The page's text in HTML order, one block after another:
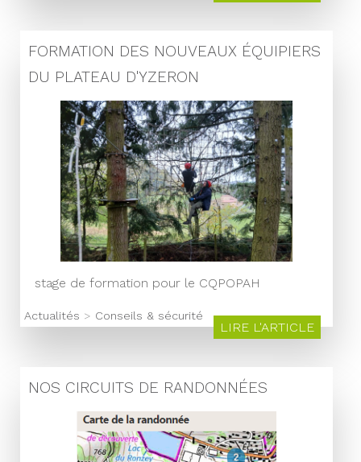
FORMATION DES NOUVEAUX ÉQUIPIERS
DU PLATEAU D'YZERON
stage de formation pour le CQPOPAH
Actualités > Conseils & sécurité
LIRE L'ARTICLE
NOS CIRCUITS DE RANDONNÉES